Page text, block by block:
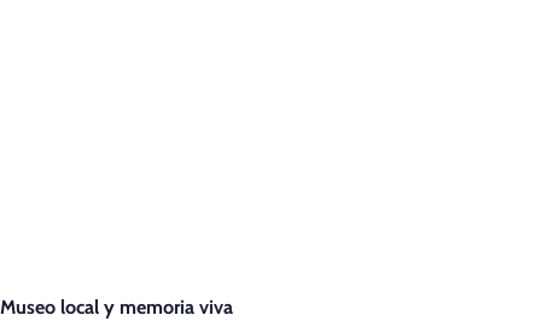
Museo local y memoria viva